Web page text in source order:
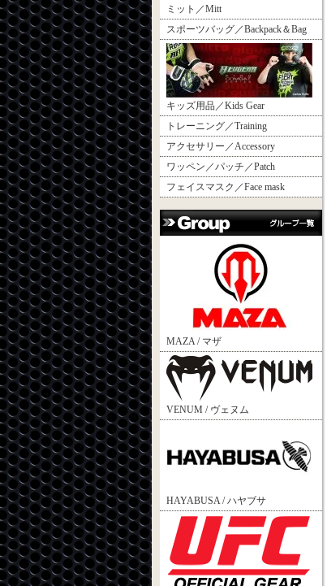
ミット／Mitt
スポーツバッグ／Backpack＆Bag
キッズ用品／Kids Gear
トレーニング／Training
アクセサリー／Accessory
ワッペン／パッチ／Patch
フェイスマスク／Face mask
MAZA / マザ
VENUM / ヴェヌム
HAYABUSA / ハヤブサ